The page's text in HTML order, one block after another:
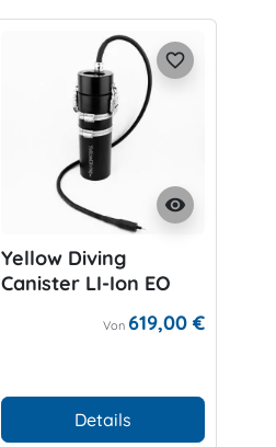
visibility
favorite_border
Yellow Diving
Canister LI-Ion EO
Von 619,00 €
Details